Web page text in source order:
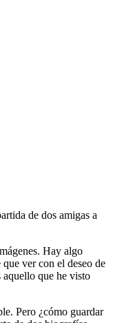
de dos amigas a
Hay algo
ver con el deseo de
que he visto
Pero ¿cómo guardar